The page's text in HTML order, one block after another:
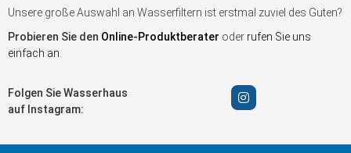
Unsere große Auswahl an Wasserfiltern ist erstmal zuviel des Guten?
Probieren Sie den Online-Produktberater oder rufen Sie uns
einfach an
Folgen Sie Wasserhaus
auf Instagram: